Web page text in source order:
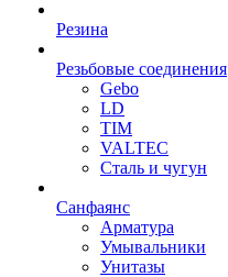
Резина
Резьбовые соединения
Gebo
LD
TIM
VALTEC
Сталь и чугун
Санфаянс
Арматура
Умывальники
Унитазы